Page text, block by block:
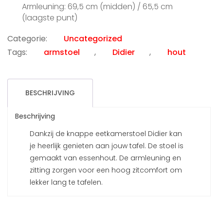
Armleuning: 69,5 cm (midden) / 65,5 cm
(laagste punt)
Categorie:
Uncategorized
Tags:
armstoel , Didier , hout
BESCHRIJVING
Beschrijving
Dankzij de knappe eetkamerstoel Didier kan
je heerlijk genieten aan jouw tafel. De stoel is
gemaakt van essenhout. De armleuning en
zitting zorgen voor een hoog zitcomfort om
lekker lang te tafelen.